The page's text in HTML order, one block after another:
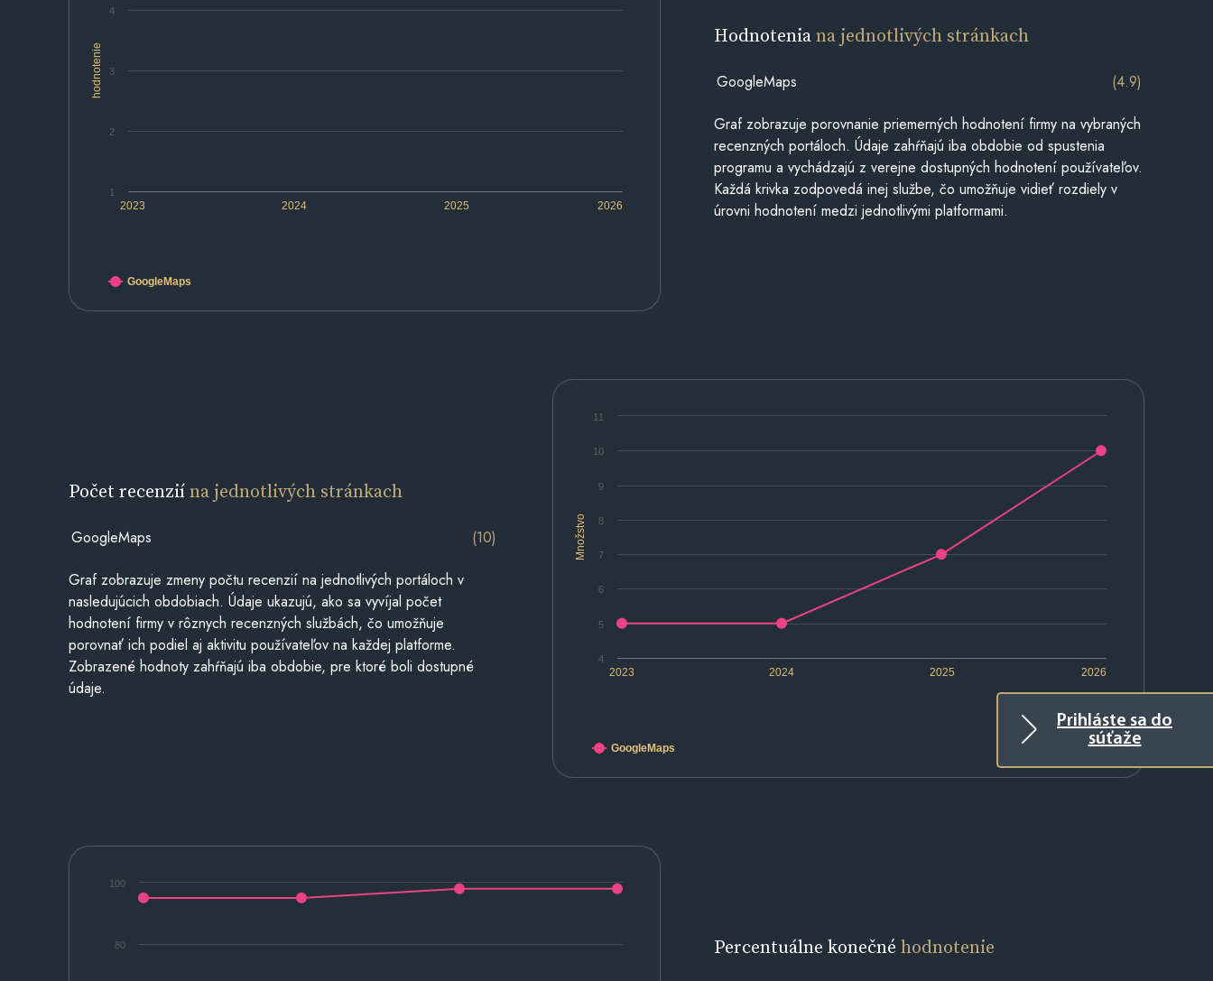
Prihláste sa do
súťaže
hodnotenie
2023 2024 2025 2026
1
2
3
4
GoogleMaps
Hodnoteniana jednotlivých stránkach
GoogleMaps (4.9)
Graf zobrazuje porovnanie priemerných hodnotení firmy na vybraných
recenzných portáloch. Údaje zahŕňajú iba obdobie od spustenia
programu a vychádzajú z verejne dostupných hodnotení používateľov.
Každá krivka zodpovedá inej službe, čo umožňuje vidieť rozdiely v
úrovni hodnotení medzi jednotlivými platformami.
Množstvo
2023 2024 2025 2026
4
5
6
7
8
9
10
11
GoogleMaps
Počet recenziína jednotlivých stránkach
GoogleMaps (10)
Graf zobrazuje zmeny počtu recenzií na jednotlivých portáloch v
nasledujúcich obdobiach. Údaje ukazujú, ako sa vyvíjal počet
hodnotení firmy v rôznych recenzných službách, čo umožňuje
porovnať ich podiel aj aktivitu používateľov na každej platforme.
Zobrazené hodnoty zahŕňajú iba obdobie, pre ktoré boli dostupné
údaje.
80
100
Percentuálne konečnéhodnotenie